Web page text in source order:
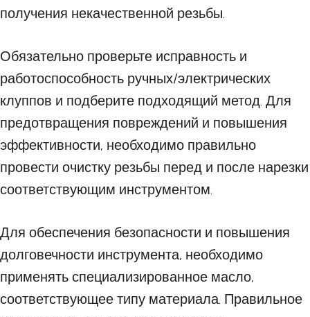
получения некачественной резьбы.
Обязательно проверьте исправность и
работоспособность ручных/электрических
клуппов и подберите подходящий метод. Для
предотвращения повреждений и повышения
эффективности, необходимо правильно
провести очистку резьбы перед и после нарезки
соответствующим инструментом.
Для обеспечения безопасности и повышения
долговечности инструмента, необходимо
применять специализированное масло,
соответствующее типу материала. Правильное